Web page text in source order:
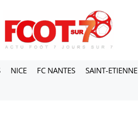
NICE FC NANTES SAINT-ETIENNE